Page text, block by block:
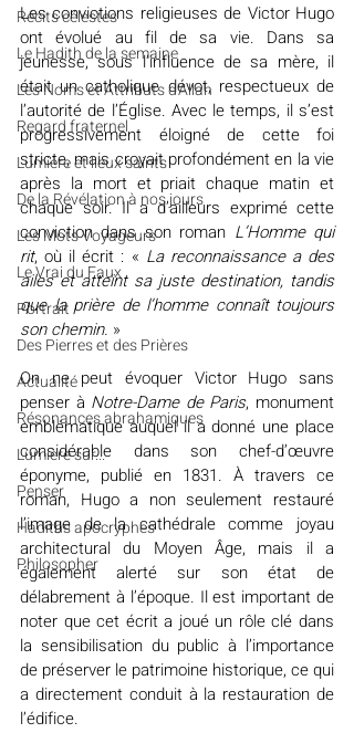
Récits célestes
Le Hadith de la semaine
Les Noms et Attributs d'Allah
Regard fraternel
Lumière et lieux saints
De la Révélation à nos jours
Les Mots Voyageurs
Le Vrai du Faux
Portrait
Des Pierres et des Prières
Actualité
Résonances abrahamiques
Lumière sur...
Penser
Hadiths apocryphes
Philosopher
Les convictions religieuses de Victor Hugo
ont évolué au fil de sa vie. Dans sa
jeunesse, sous l’influence de sa mère, il
était un catholique dévot, respectueux de
l’autorité de l’Église. Avec le temps, il s’est
progressivement éloigné de cette foi
stricte, mais croyait profondément en la vie
après la mort et priait chaque matin et
chaque soir. Il a d’ailleurs exprimé cette
conviction dans son roman L’Homme qui
rit, où il écrit : « La reconnaissance a des
ailes et atteint sa juste destination, tandis
que la prière de l’homme connaît toujours
son chemin. »
On ne peut évoquer Victor Hugo sans
penser à Notre-Dame de Paris, monument
emblématique auquel il a donné une place
considérable dans son chef-d’œuvre
éponyme, publié en 1831. À travers ce
roman, Hugo a non seulement restauré
l’image de la cathédrale comme joyau
architectural du Moyen Âge, mais il a
également alerté sur son état de
délabrement à l’époque. Il est important de
noter que cet écrit a joué un rôle clé dans
la sensibilisation du public à l’importance
de préserver le patrimoine historique, ce qui
a directement conduit à la restauration de
l’édifice.